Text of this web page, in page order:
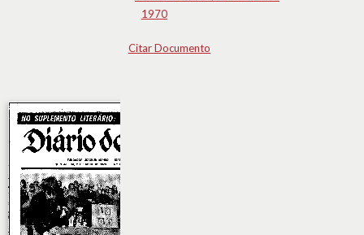
1970
Citar Documento